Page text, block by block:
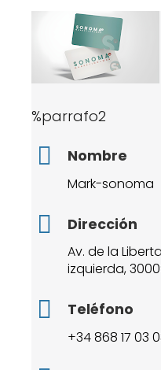
%parrafo2
Nombre
Mark-sonoma
Dirección
Av. de la
izquierda,
Teléfono
+34 868 17 03